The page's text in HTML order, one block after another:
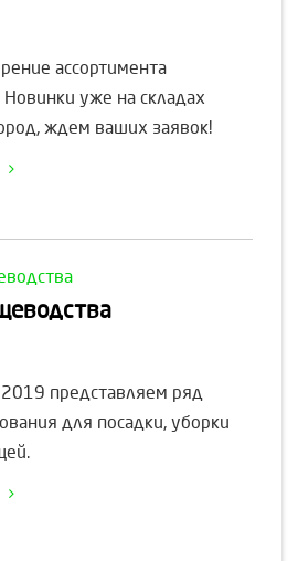
ассортимента
Новинки уже на складах
ждем ваших заявок!
2019 представляем ряд
для посадки, уборки